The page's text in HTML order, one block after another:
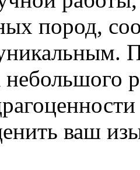
пород,
небольшого
ваш